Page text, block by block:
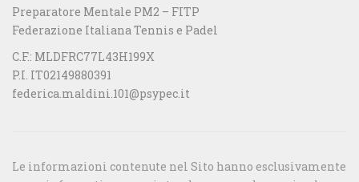
Preparatore Mentale PM2 – FITP
Federazione Italiana Tennis e Padel
C.F.: MLDFRC77L43H199X
P.I. IT02149880391
federica.maldini.101@psypec.it
Le informazioni contenute nel Sito hanno esclusivamente